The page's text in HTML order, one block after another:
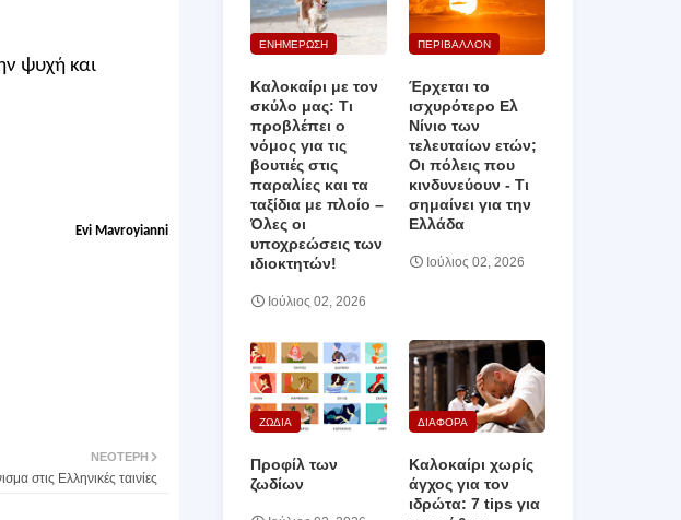
ψυχή και
Evi Mavroyianni
ΝΕΌΤΕΡΗ
στις Ελληνικές ταινίες
ΕΝΗΜΕΡΩΣΗ
Καλοκαίρι με τον
σκύλο μας: Τι
προβλέπει ο
νόμος για τις
βουτιές στις
παραλίες και τα
ταξίδια με πλοίο –
Όλες οι
υποχρεώσεις των
ιδιοκτητών!
Ιούλιος 02, 2026
ΠΕΡΙΒΑΛΛΟΝ
Έρχεται το
ισχυρότερο Ελ
Νίνιο των
τελευταίων ετών;
Οι πόλεις που
κινδυνεύουν ‑ Τι
σημαίνει για την
Ελλάδα
Ιούλιος 02, 2026
ΖΩΔΙΑ
Προφίλ των
ζωδίων
ΔΙΑΦΟΡΑ
Καλοκαίρι χωρίς
άγχος για τον
ιδρώτα: 7 tips για